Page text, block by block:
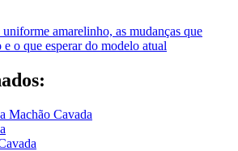
amarelinho, as mudanças que
e o que esperar do modelo atual
Machão Cavada